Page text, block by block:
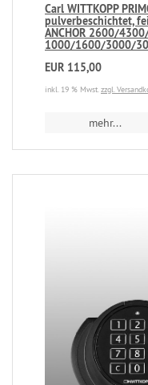
Carl WITTKOPP
pulverbeschichtet,
ANCHOR 2600/
1000/1600/3000/
EUR 115,00
inkl. 19 % Mwst.zzgl.
mehr...